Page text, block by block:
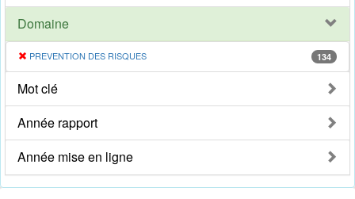
Domaine
PREVENTION DES RISQUES 134
Mot clé
Année rapport
Année mise en ligne